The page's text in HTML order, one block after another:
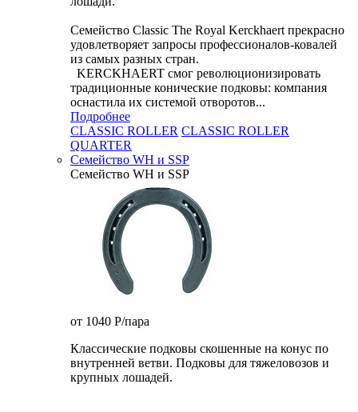
Семейство Classic The Royal Kerckhaert прекрасно
удовлетворяет запросы профессионалов-ковалей
из самых разных стран.
KERCKHAERT смог революционизировать
традиционные конические подковы: компания
оснастила их системой отворотов...
Подробнее
CLASSIC ROLLER CLASSIC ROLLER
QUARTER
Семейство WH и SSP
Семейство WH и SSP
от 1040 P/пара
Классические подковы скошенные на конус по
внутренней ветви. Подковы для тяжеловозов и
крупных лошадей.